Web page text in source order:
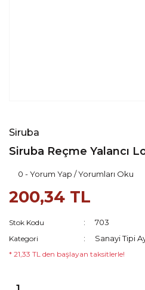
Siruba
Siruba Reçme Yalancı
0 - Yorum Yap / Yorumları Oku
200,34 TL
Stok Kodu 703
Kategori Sanayi Tipi
* 21,33 TL den başlayan taksitlerle!